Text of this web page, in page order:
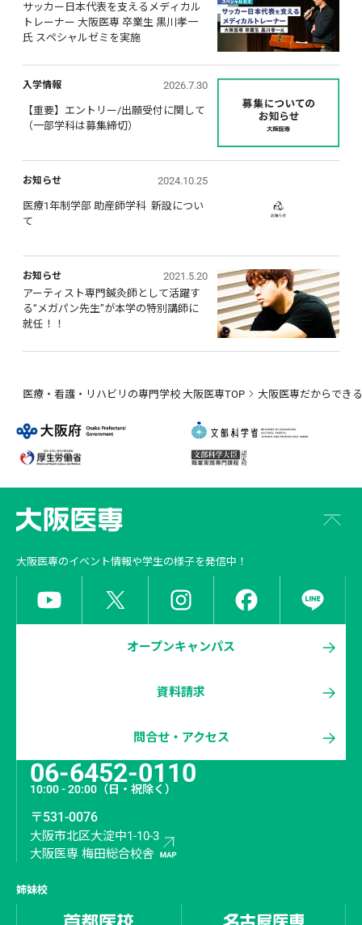
サッカー日本代表を支えるメディカル
トレーナー 大阪医専 卒業生 黒川孝一
氏 スペシャルゼミを実施
入学情報 2026.7.30
【重要】エントリー/出願受付に関して
（一部学科は募集締切）
お知らせ 2024.10.25
医療1年制学部 助産師学科  新設につい
て
お知らせ
2021.5.20
アーティスト専門鍼灸師として活躍す
る“メガパン先生”が本学の特別講師に
就任！！
医療・看護・リハビリの専門学校 大阪医専TOP 大阪医専だからでき
大阪医専のイベント情報や学生の様子を発信中！
オープンキャンパス
資料請求
問合せ・アクセス
06-6452-0110
10:00 - 20:00 （日・祝除く）
〒531-0076
大阪市北区大淀中1-10-3
大阪医専 梅田総合校舎
姉妹校